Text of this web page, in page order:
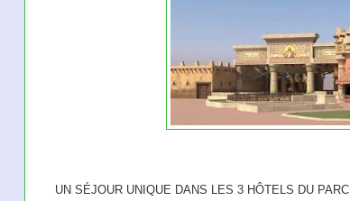
UN SÉJOUR UNIQUE DANS LES 3 HÔTELS DU PARC